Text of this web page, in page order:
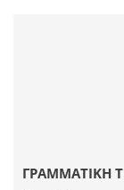
ΓΡΑΜΜΑΤΙΚΗ